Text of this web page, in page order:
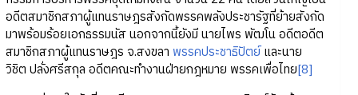
อดีตสมาชิกสภาผู้แทนราษฎรสังกัดพรรคพลังประชารัฐที่ย้ายสังกัด
มาพร้อมร้อยเอกธรรมนัส นอกจากนี้ยังมี นายไพร พัฒโน อดีตอดีต
สมาชิกสภาผู้แทนราษฎร จ.สงขลา พรรคประชาธิปัตย์และนาย
วิชิต ปลั่งศรีสกุล อดีตคณะทำงานฝ่ายกฎหมาย พรรคเพื่อไทย[8]